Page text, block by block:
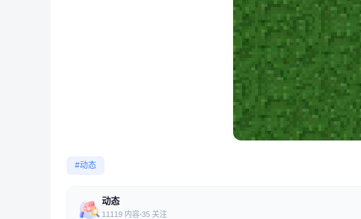
#动态
动态
11119 内容 35 关注